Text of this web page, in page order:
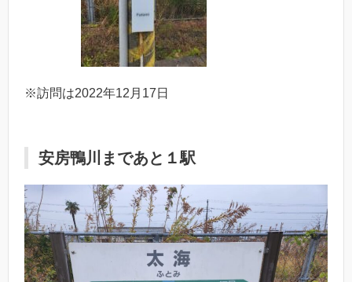
※訪問は2022年12月17日
安房鴨川まであと１駅